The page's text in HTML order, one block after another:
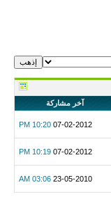
آخر مشاركة
07-02-2012
10:20 PM
07-02-2012
10:19 PM
23-05-2010
03:06 AM